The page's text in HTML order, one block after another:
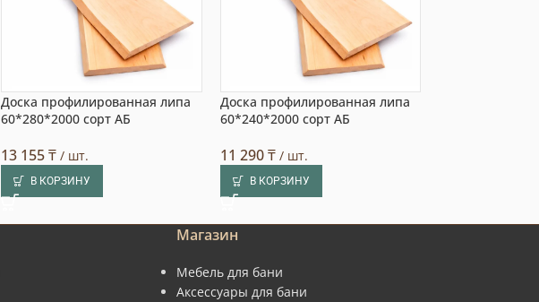
Доска профилированная липа
60*280*2000 сорт АБ
13 155₸ / шт.
В КОРЗИНУ
Доска профилированная липа
60*240*2000 сорт АБ
11 290₸/ шт.
В КОРЗИНУ
Магазин
Мебель для бани
Аксессуары для бани